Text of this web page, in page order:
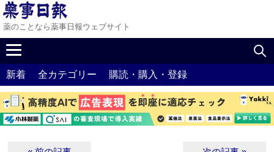
薬のことなら薬事日報ウェブサイト
新着 全カテゴリー 購読・購入・登録